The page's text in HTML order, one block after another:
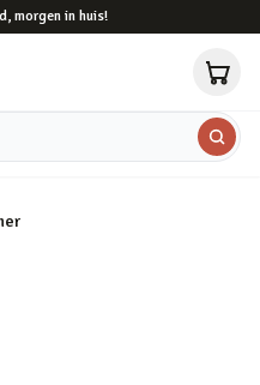
morgen in huis!